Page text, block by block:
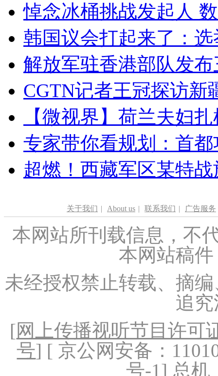
悼念冰桶挑战发起人
韩国议会打起来了：
解放军驻香港部队发
CGTN记者王冠探访新
【微视界】荷兰夫妇
专家带你看规划：首
超燃！西藏军区某特
关于我们 | About us | 联系我们 | 广告服务
本网站所刊载信息，不
本网站稿
未经授权禁止转载、摘
追
[网上传播视听节目许可
号] [ 京公网安备：
号-1 ] 总机